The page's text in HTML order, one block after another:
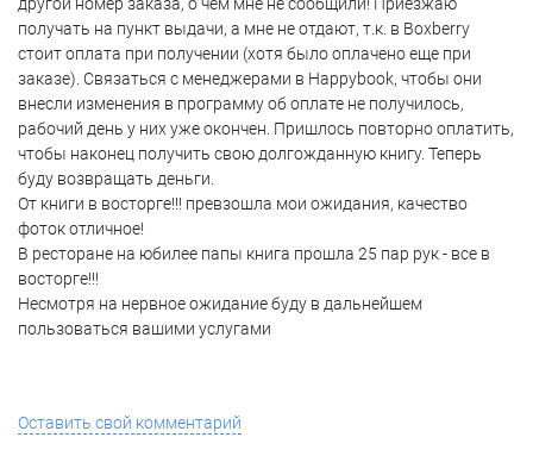
другой номер заказа, о чем мне не сообщили! Приезжаю
получать на пункт выдачи, а мне не отдают, т.к. в Boxberry
стоит оплата при получении (хотя было оплачено еще при
заказе). Связаться с менеджерами в Happybook, чтобы они
внесли изменения в программу об оплате не получилось,
рабочий день у них уже окончен. Пришлось повторно оплатить,
чтобы наконец получить свою долгожданную книгу. Теперь
буду возвращать деньги.
От книги в восторге!!! превзошла мои ожидания, качество
фоток отличное!
В ресторане на юбилее папы книга прошла 25 пар рук - все в
восторге!!!
Несмотря на нервное ожидание буду в дальнейшем
пользоваться вашими услугами
Оставить свой комментарий